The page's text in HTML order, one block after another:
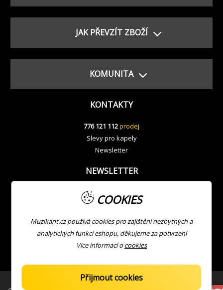
JAK PŘEVZÍT ZBOŽÍ
KOMUNITA
KONTAKTY
776 121 112prodej
Slevy pro kapely
Newsletter
NEWSLETTER
COOKIES
Muzikant.cz používá cookies pro zajištění nezbytných a
analytických funkcí eshopu, děkujeme za potvrzení
Více informací ocookies
Přijmout cookies